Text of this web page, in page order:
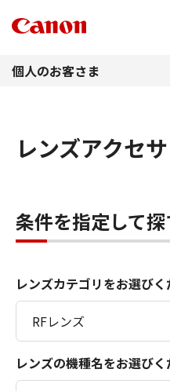
個人のお客さま
レンズアクセ
条件を指定して探
レンズカテゴリをお選びく
レンズの機種名をお選びく